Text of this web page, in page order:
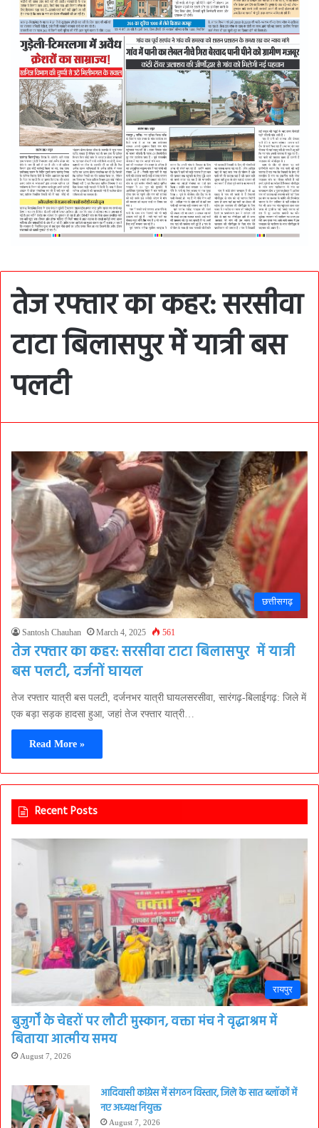
तेज रफ्तार का कहर: सरसीवा
टाटा बिलासपुर में यात्री बस
पलटी
छत्तीसगढ़
Santosh Chauhan March 4, 2025 561
तेज रफ्तार का कहर: सरसीवा टाटा बिलासपुर में यात्री
बस पलटी, दर्जनों घायल
तेज रफ्तार यात्री बस पलटी, दर्जनभर यात्री घायलसरसीवा, सारंगढ़-बिलाईगढ़: जिले में
एक बड़ा सड़क हादसा हुआ, जहां तेज रफ्तार यात्री…
Read More »
Recent Posts
रायपुर
बुजुर्गों के चेहरों पर लौटी मुस्कान, वक्ता मंच ने वृद्धाश्रम में
बिताया आत्मीय समय
August 7, 2026
आदिवासी कांग्रेस में संगठन विस्तार, जिले के सात ब्लॉकों में
नए अध्यक्ष नियुक्त
August 7, 2026